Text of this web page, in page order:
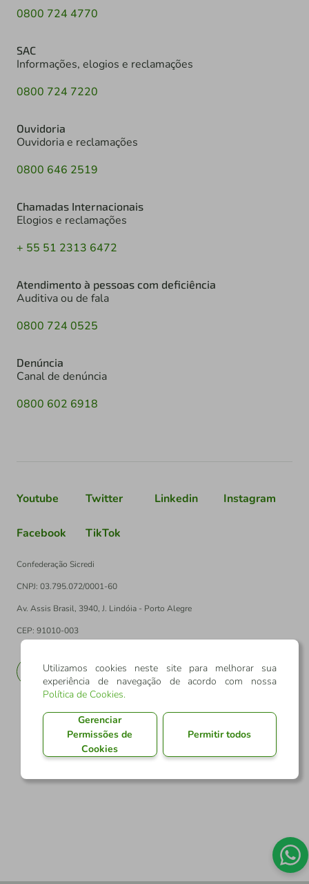
0800 724 4770
SAC
Informações, elogios e reclamações
0800 724 7220
Ouvidoria
Ouvidoria e reclamações
0800 646 2519
Chamadas Internacionais
Elogios e reclamações
+ 55 51 2313 6472
Atendimento à pessoas com deficiência
Auditiva ou de fala
0800 724 0525
Denúncia
Canal de denúncia
0800 602 6918
Youtube Twitter Linkedin Instagram
Facebook TikTok
Confederação Sicredi
CNPJ: 03.795.072/0001-60
Av. Assis Brasil, 3940, J. Lindóia - Porto Alegre
CEP: 91010-003
EN
Utilizamos cookies neste site para melhorar sua
experiência de navegação de acordo com nossa
Política de Cookies.
Gerenciar
Permissões de
Cookies
Permitir todos